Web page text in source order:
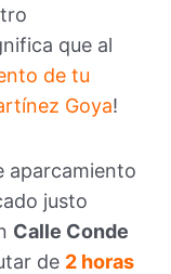
que al
de tu
Goya!
aparcamiento
justo
Calle Conde
de 2 horas